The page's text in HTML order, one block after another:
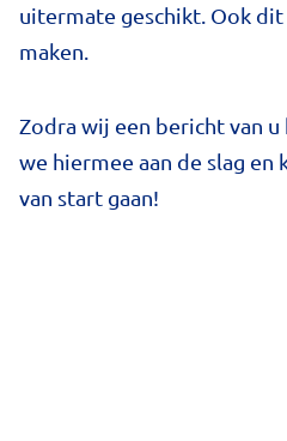
uitermate geschikt. Ook
maken.
Zodra wij een bericht van
we hiermee aan de slag en
van start gaan!